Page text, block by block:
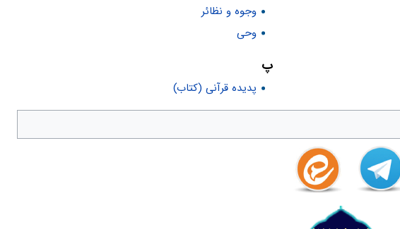
وجوه و نظائر
وحی
پ
پدیده قرآنی (کتاب)